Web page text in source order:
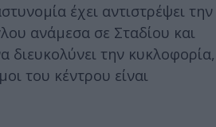
έχει αντιστρέψει την
ανάμεσα σε Σταδίου και
διευκολύνει την κυκλοφορία,
του κέντρου είναι